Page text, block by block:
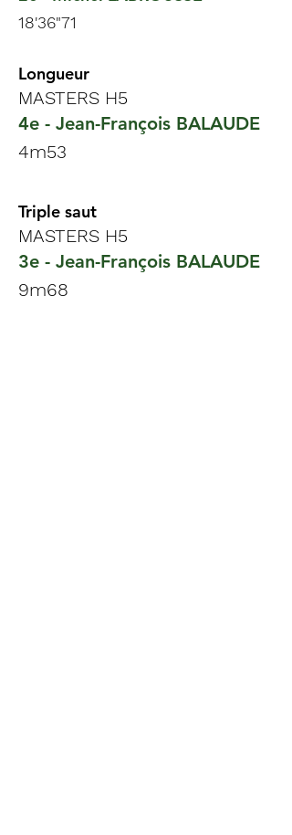
18'36"71
Longueur
MASTERS H5
4e - Jean-François BALAUDE
4m53
Triple saut
MASTERS H5
3e - Jean-François BALAUDE
9m68